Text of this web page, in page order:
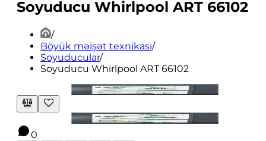
Soyuducu Whirlpool ART 66102
/
Böyük məişət texnikası/
Soyuducular/
Soyuducu Whirlpool ART 66102
0